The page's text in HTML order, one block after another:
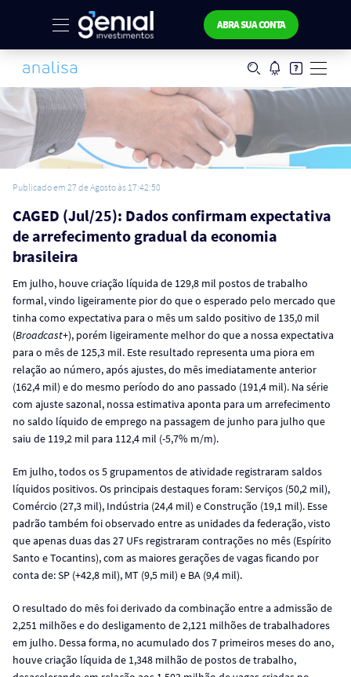
ABRA SUA CONTA
Publicado em 27 de Agosto às 17:42:50
CAGED (Jul/25): Dados confirmam expectativa
de arrefecimento gradual da economia
brasileira
Em julho, houve criação líquida de 129,8 mil postos de trabalho
formal, vindo ligeiramente pior do que o esperado pelo mercado que
tinha como expectativa para o mês um saldo positivo de 135,0 mil
(Broadcast+), porém ligeiramente melhor do que a nossa expectativa
para o mês de 125,3 mil. Este resultado representa uma piora em
relação ao número, após ajustes, do mês imediatamente anterior
(162,4 mil) e do mesmo período do ano passado (191,4 mil). Na série
com ajuste sazonal, nossa estimativa aponta para um arrefecimento
no saldo líquido de emprego na passagem de junho para julho que
saiu de 119,2 mil para 112,4 mil (-5,7% m/m).
Em julho, todos os 5 grupamentos de atividade registraram saldos
líquidos positivos. Os principais destaques foram: Serviços (50,2 mil),
Comércio (27,3 mil), Indústria (24,4 mil) e Construção (19,1 mil). Esse
padrão também foi observado entre as unidades da federação, visto
que apenas duas das 27 UFs registraram contrações no mês (Espírito
Santo e Tocantins), com as maiores gerações de vagas ficando por
conta de: SP (+42,8 mil), MT (9,5 mil) e BA (9,4 mil).
O resultado do mês foi derivado da combinação entre a admissão de
2,251 milhões e do desligamento de 2,121 milhões de trabalhadores
em julho. Dessa forma, no acumulado dos 7 primeiros meses do ano,
houve criação líquida de 1,348 milhão de postos de trabalho,